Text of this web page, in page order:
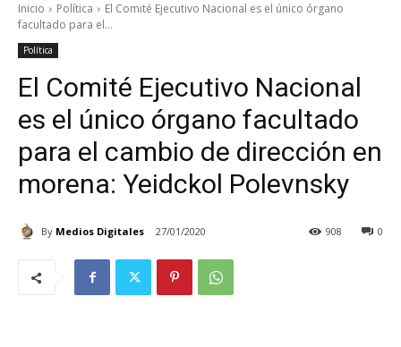
Inicio Política
El Comité Ejecutivo Nacional es el único órgano
facultado para el...
Política
El Comité Ejecutivo Nacional
es el único órgano facultado
para el cambio de dirección en
morena: Yeidckol Polevnsky
By Medios Digitales 27/01/2020 0
908